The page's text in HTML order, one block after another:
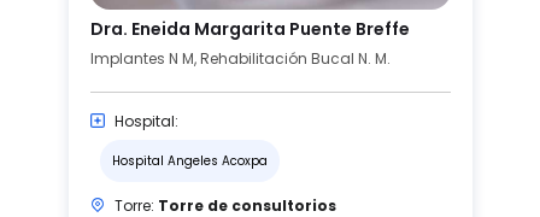
Dra. Eneida Margarita Puente Breffe
Implantes N M, Rehabilitación Bucal N. M.
Hospital:
Hospital Angeles Acoxpa
Torre: Torre de consultorios